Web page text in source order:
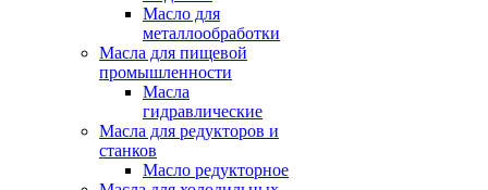
Масло для
металлообработки
Масла для пищевой
промышленности
Масла
гидравлические
Масла для редукторов и
станков
Масло редукторное